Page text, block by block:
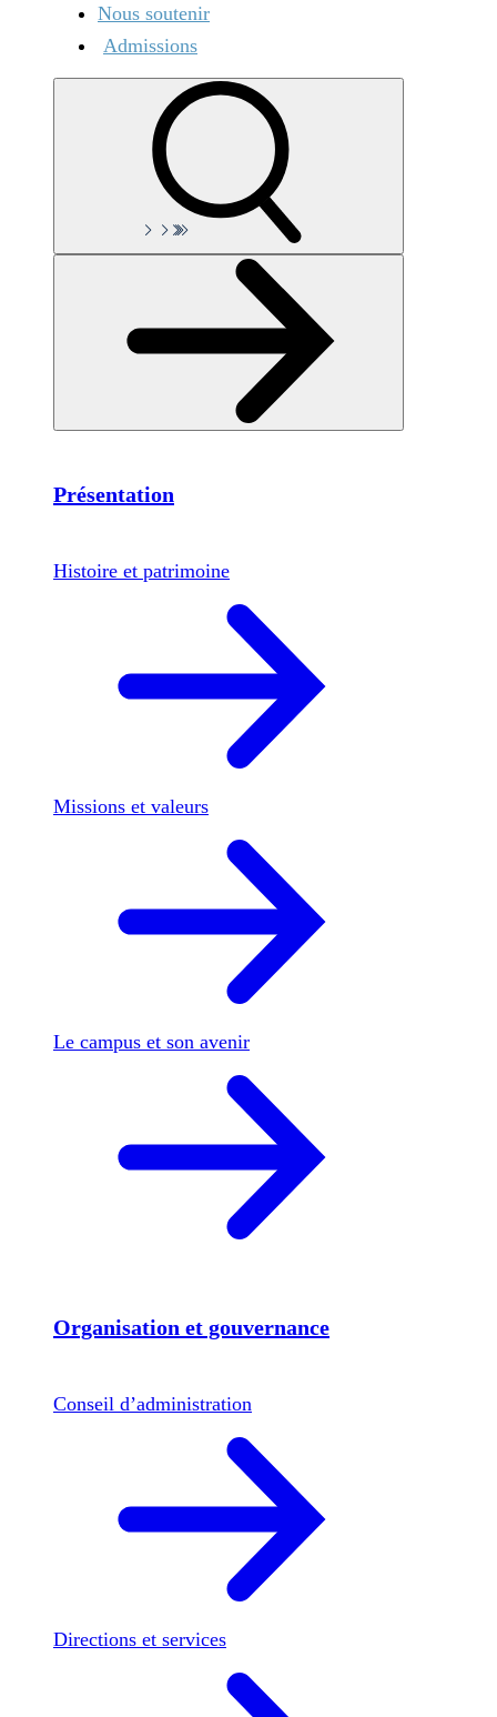
Nous soutenir
Admissions
Présentation
Histoire et patrimoine
Missions et valeurs
Le campus et son avenir
Organisation et gouvernance
Conseil d’administration
Directions et services